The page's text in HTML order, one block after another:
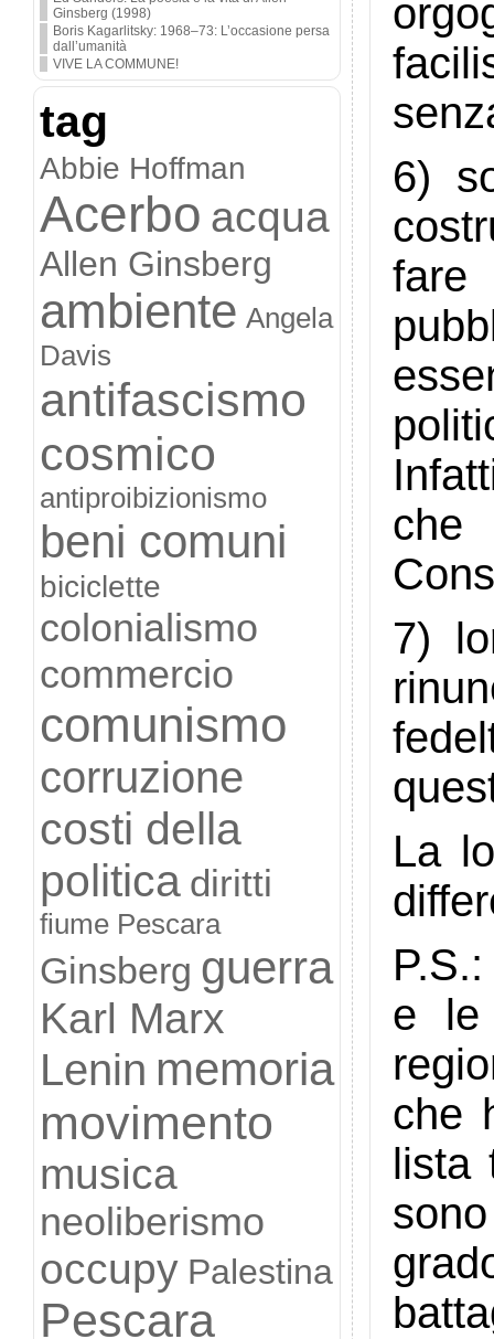
Ginsberg (1998)
Boris Kagarlitsky: 1968–73: L’occasione persa
dall’umanità
VIVE LA COMMUNE!
tag
Abbie Hoffman
Acerbo acqua
Allen Ginsberg
ambiente Angela
Davis
antifascismo
cosmico
antiproibizionismo
beni comuni
biciclette
colonialismo
commercio
comunismo
corruzione
costi della
politica diritti
fiume Pescara
Ginsberg guerra
Karl Marx
Lenin memoria
movimento
musica
neoliberismo
occupy Palestina
Pescara
6)
fare
che
7)
La
e le
che
lista